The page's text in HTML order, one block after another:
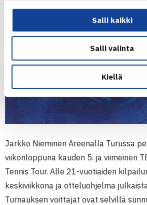
Salli kaikki
Salli valinta
Kiellä
TEHO Finnish Junior Tennis
Jarkko Nieminen Areenalla Turussa
viikonloppuna kauden 5. ja viimeinen
Tennis Tour. Alle 21-vuotiaiden
keskiviikkona ja otteluohjelma
Turnauksen voittajat ovat selvillä